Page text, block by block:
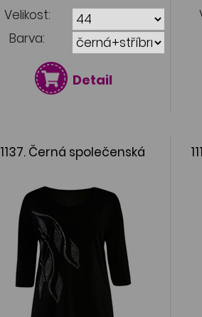
Velikost:
Barva:
Detail
1137. Černá společenská